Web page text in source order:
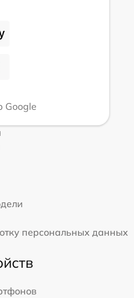
Google
персональных данных